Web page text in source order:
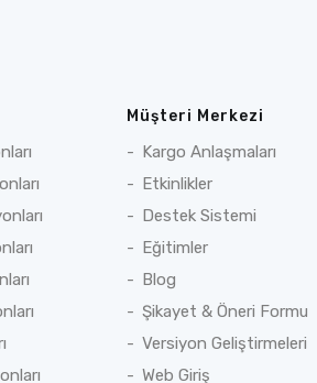
Müşteri Merkezi
Kargo Anlaşmaları
Etkinlikler
Destek Sistemi
Eğitimler
Blog
Şikayet & Öneri Formu
Versiyon Geliştirmeleri
Web Giriş